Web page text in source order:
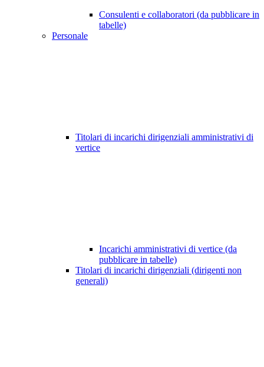
Consulenti e collaboratori (da pubblicare in
tabelle)
Personale
Titolari di incarichi dirigenziali amministrativi di
vertice
Incarichi amministrativi di vertice (da
pubblicare in tabelle)
Titolari di incarichi dirigenziali (dirigenti non
generali)